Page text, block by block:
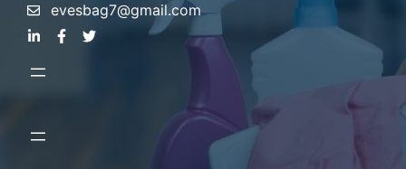
evesbag7@gmail.com